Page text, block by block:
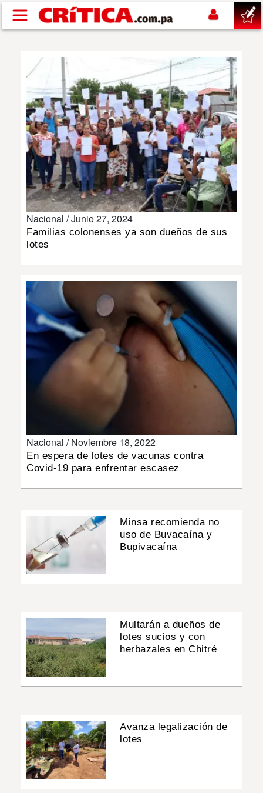
Pasar al contenido principal
NACIONAL
POLÍTICA
SHOW
DEPORTES
INSÓLITAS
MULTIMEDIA
IMPRESO
Nacional /Junio 27, 2024
Familias colonenses ya son dueños de sus
lotes
Nacional /Noviembre 18, 2022
En espera de lotes de vacunas contra
Covid-19 para enfrentar escasez
Minsa recomienda no
uso de Buvacaína y
Bupivacaína
Multarán a dueños de
lotes sucios y con
herbazales en Chitré
Avanza legalización de
lotes